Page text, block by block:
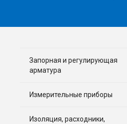
Запорная и регулирующая
арматура
Измерительные приборы
Изоляция, расходники,